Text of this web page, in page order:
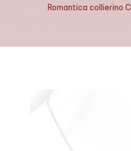
Romantica collierino